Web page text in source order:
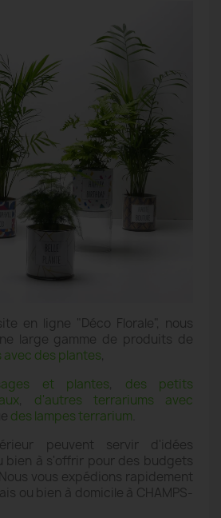
en ligne "Déco Florale", nous
large gamme de produits de
avec des plantes,
et plantes, des petits
, d'autres terrariums avec
des lampes terrarium
peuvent servir d'idées
bien à s'offrir pour des budgets
vous expédions rapidement
ou bien à domicile à CHAMPS-